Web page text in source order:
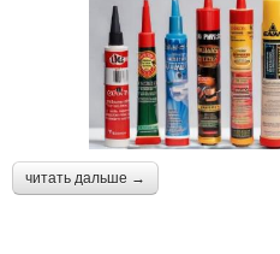
читать дальше →